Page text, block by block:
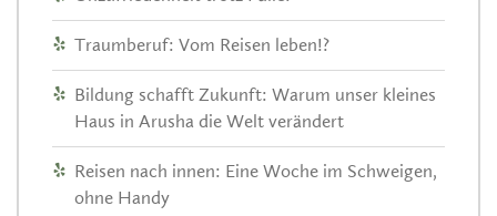
Traumberuf: Vom Reisen leben!?
Bildung schafft Zukunft: Warum unser kleines
Haus in Arusha die Welt verändert
Reisen nach innen: Eine Woche im Schweigen,
ohne Handy